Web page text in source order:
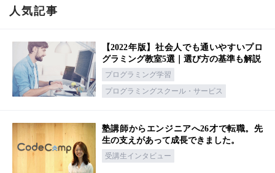
人気記事
【2022年版】社会人でも通いやすいプロ
グラミング教室5選｜選び方の基準も解説
プログラミング学習
プログラミングスクール・サービス
塾講師からエンジニアへ26才で転職。先
生の支えがあって成長できました。
受講生インタビュー